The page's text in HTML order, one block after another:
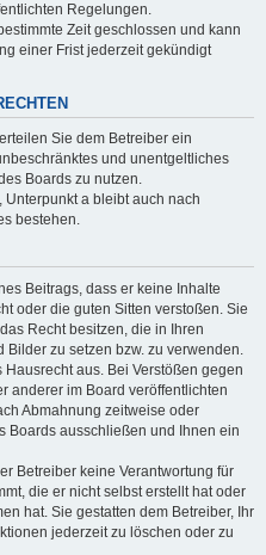
Regelungen.
Zeit geschlossen und kann
einer Frist jederzeit gekündigt
Sie dem Betreiber ein
und unentgeltliches
Boards zu nutzen.
Unterpunkt a bleibt auch nach
bestehen.
Beitrags, dass er keine Inhalte
oder die guten Sitten verstoßen. Sie
Recht besitzen, die in Ihren
zu setzen bzw. zu verwenden.
aus. Bei Verstößen gegen
anderer im Board veröffentlichten
Abmahnung zeitweise oder
Boards ausschließen und Ihnen ein
Betreiber keine Verantwortung für
die er nicht selbst erstellt hat oder
hat. Sie gestatten dem Betreiber, Ihr
jederzeit zu löschen oder zu